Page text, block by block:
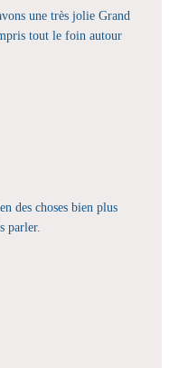
une très jolie Grand
tout le foin autour
des choses bien plus
parler.